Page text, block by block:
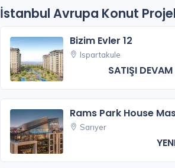
İstanbul Avrupa Konut
Bizim Evler 12
Ispartakule
SATIŞI DEVAM
Rams Park House
Sarıyer